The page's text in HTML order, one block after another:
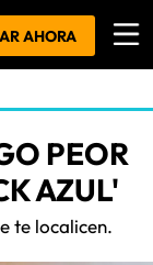
AHORA
PEOR
AZUL'
te localicen.